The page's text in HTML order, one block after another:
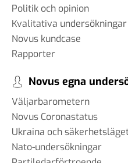
Politik och opinion
Kvalitativa undersökningar
Novus kundcase
Rapporter
Novus egna
Väljarbarometern
Novus Coronastatus
Ukraina och
Nato-undersökningar